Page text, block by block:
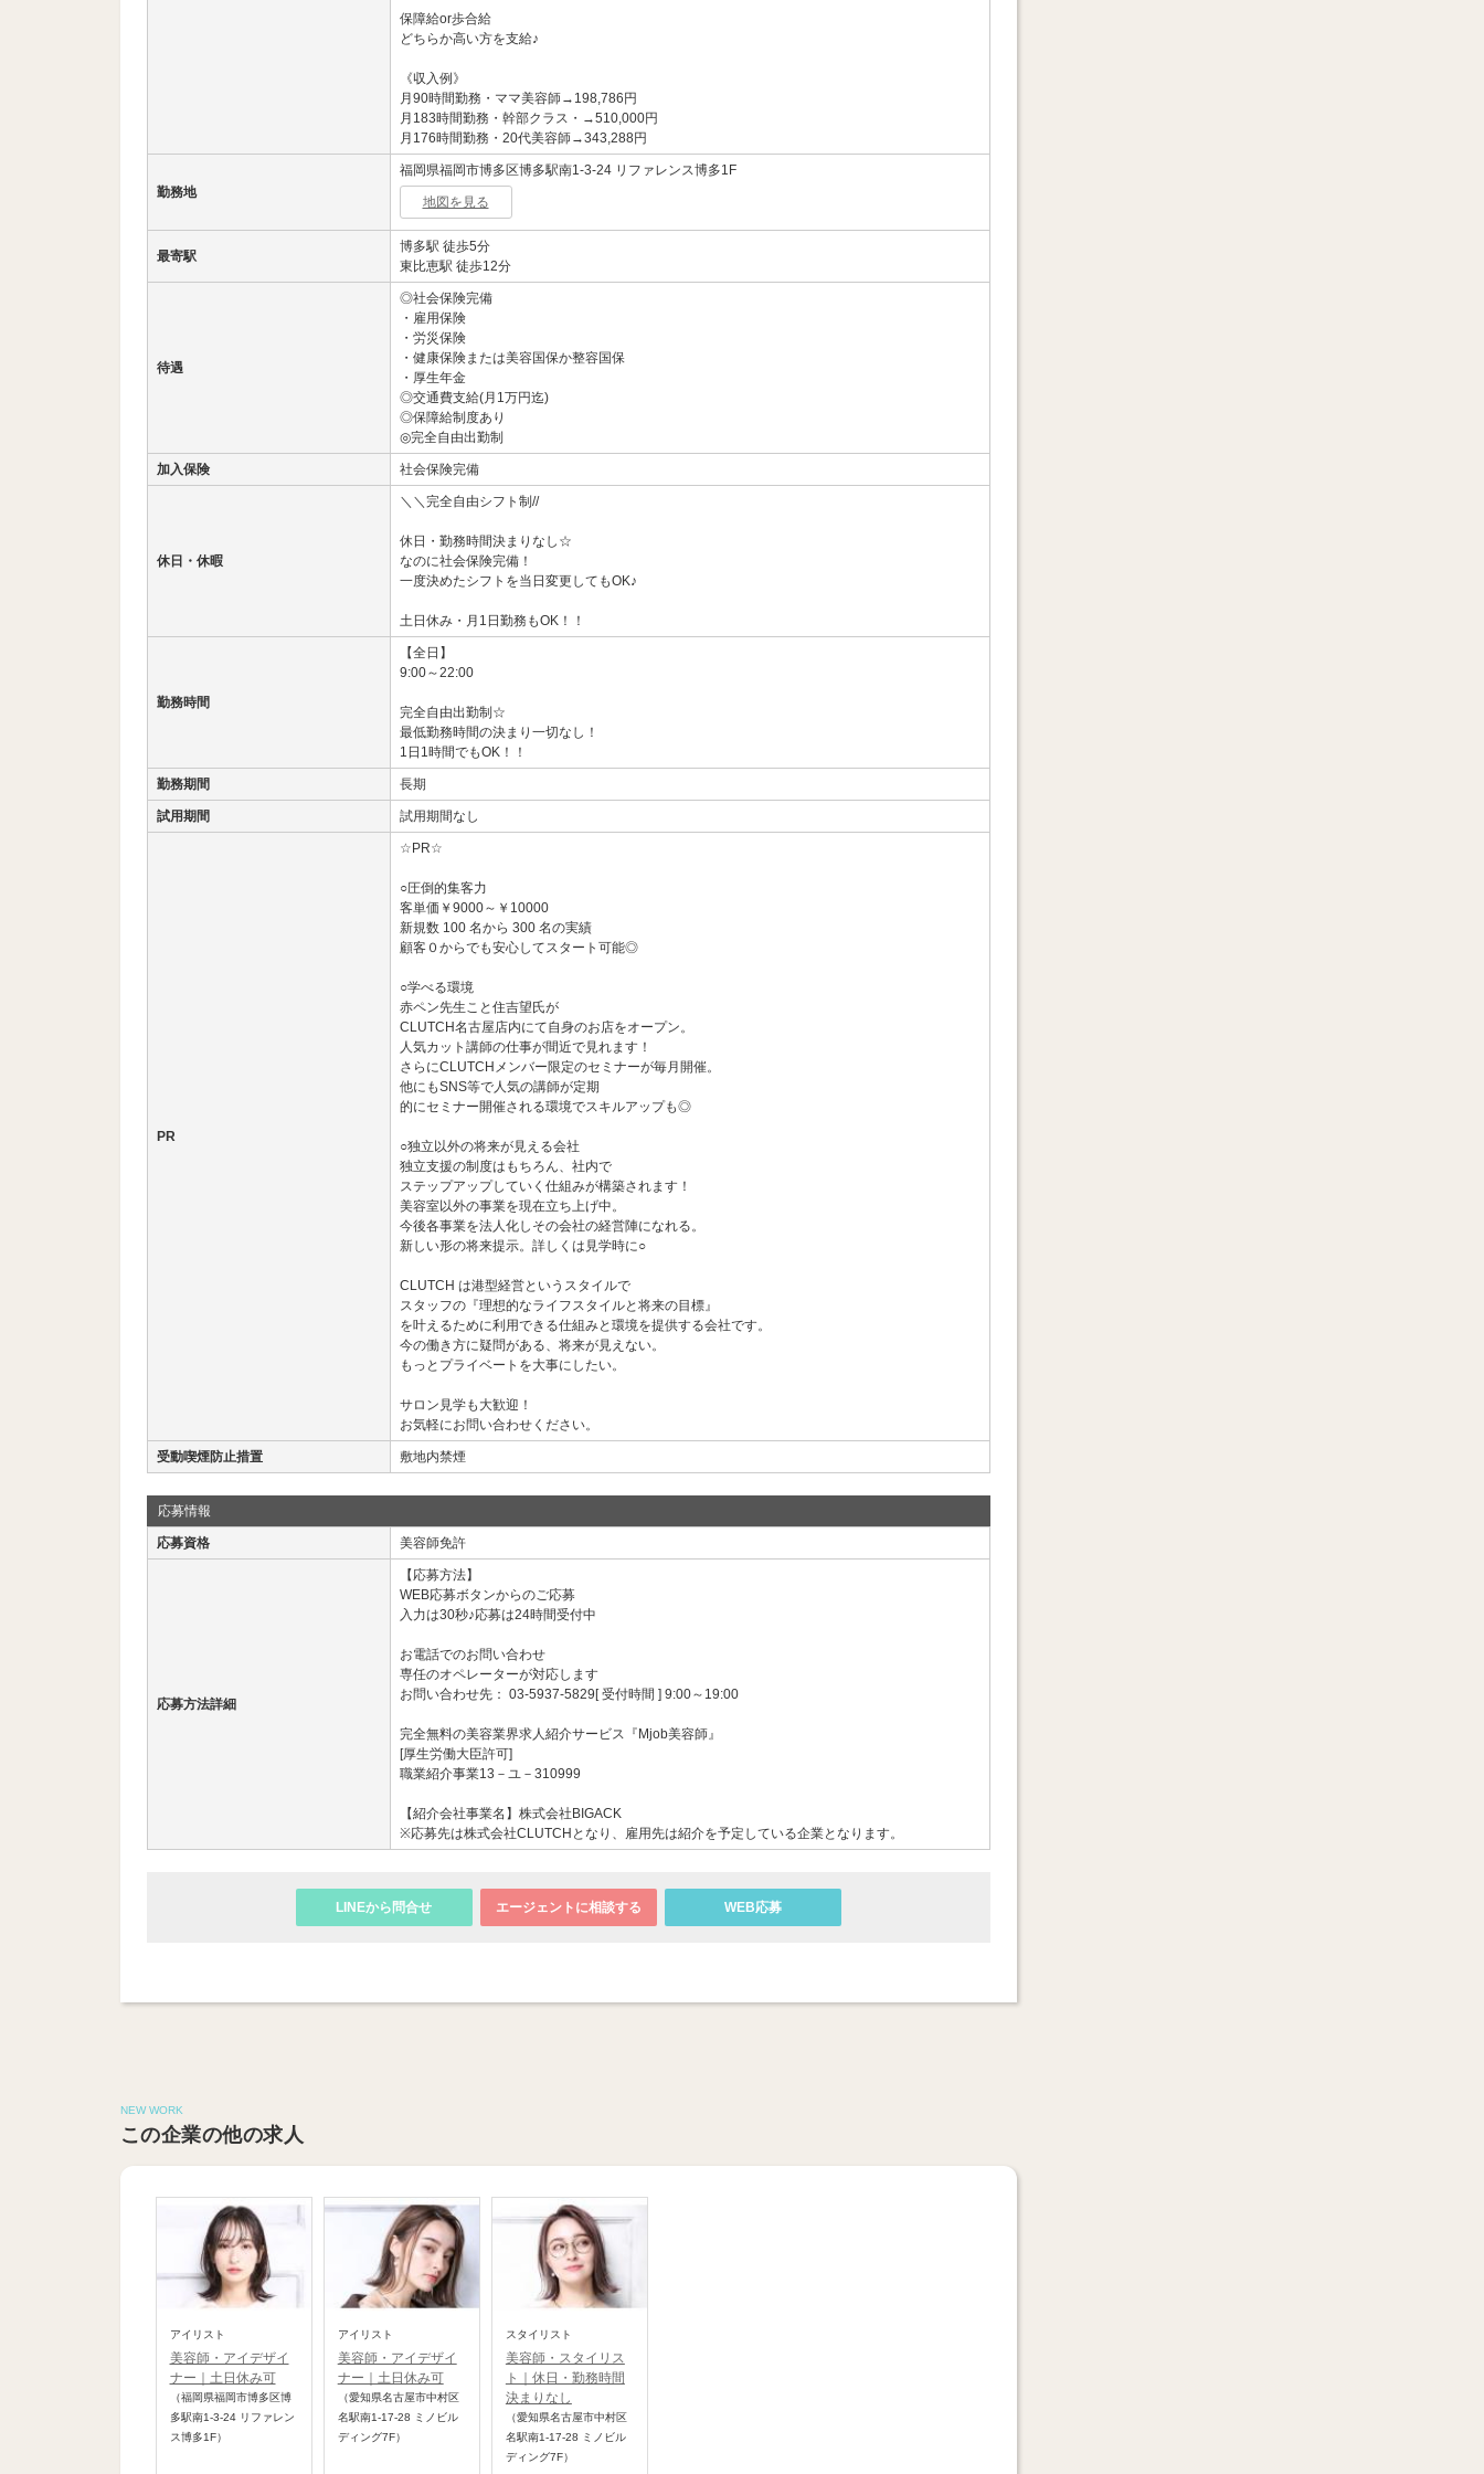
保障給or歩合給
どちらか高い方を支給♪
《収入例》
月90時間勤務・ママ美容師→198,786円
月183時間勤務・幹部クラス・→510,000円
月176時間勤務・20代美容師→343,288円
勤務地
福岡県福岡市博多区博多駅南1-3-24 リファレンス博多1F
地図を見る
最寄駅
博多駅 徒歩5分
東比恵駅 徒歩12分
待遇
◎社会保険完備
・雇用保険
・労災保険
・健康保険または美容国保か整容国保
・厚生年金
◎交通費支給(月1万円迄)
◎保障給制度あり
◎完全自由出勤制
加入保険 社会保険完備
休日・休暇
＼＼完全自由シフト制//
休日・勤務時間決まりなし☆
なのに社会保険完備！
一度決めたシフトを当日変更してもOK♪
土日休み・月1日勤務もOK！！
勤務時間
【全日】
9:00～22:00
完全自由出勤制☆
最低勤務時間の決まり一切なし！
1日1時間でもOK！！
勤務期間 長期
試用期間 試用期間なし
PR
☆PR☆
○圧倒的集客力
客単価￥9000～￥10000
新規数 100 名から 300 名の実績
顧客０からでも安心してスタート可能◎
○学べる環境
赤ペン先生こと住吉望氏が
CLUTCH名古屋店内にて自身のお店をオープン。
人気カット講師の仕事が間近で見れます！
さらにCLUTCHメンバー限定のセミナーが毎月開催。
他にもSNS等で人気の講師が定期
的にセミナー開催される環境でスキルアップも◎
○独立以外の将来が見える会社
独立支援の制度はもちろん、社内で
ステップアップしていく仕組みが構築されます！
美容室以外の事業を現在立ち上げ中。
今後各事業を法人化しその会社の経営陣になれる。
新しい形の将来提示。詳しくは見学時に○
CLUTCH は港型経営というスタイルで
スタッフの『理想的なライフスタイルと将来の目標』
を叶えるために利用できる仕組みと環境を提供する会社です。
今の働き方に疑問がある、将来が見えない。
もっとプライベートを大事にしたい。
サロン見学も大歓迎！
お気軽にお問い合わせください。
受動喫煙防止措置 敷地内禁煙
応募情報
応募資格 美容師免許
応募方法詳細
【応募方法】
WEB応募ボタンからのご応募
入力は30秒♪応募は24時間受付中
お電話でのお問い合わせ
専任のオペレーターが対応します
お問い合わせ先： 03-5937-5829[ 受付時間 ] 9:00～19:00
完全無料の美容業界求人紹介サービス『Mjob美容師』
[厚生労働大臣許可]
職業紹介事業13－ユ－310999
【紹介会社事業名】株式会社BIGACK
※応募先は株式会社CLUTCHとなり、雇用先は紹介を予定している企業となります。
LINEから問合せ エージェントに相談する WEB応募
NEW WORK
この企業の他の求人
アイリスト
美容師・アイデザイ
ナー｜土日休み可
（福岡県福岡市博多区博
多駅南1-3-24 リファレン
ス博多1F）
アイリスト
美容師・アイデザイ
ナー｜土日休み可
（愛知県名古屋市中村区
名駅南1-17-28 ミノビル
ディング7F）
スタイリスト
美容師・スタイリス
ト｜休日・勤務時間
決まりなし
（愛知県名古屋市中村区
名駅南1-17-28 ミノビル
ディング7F）